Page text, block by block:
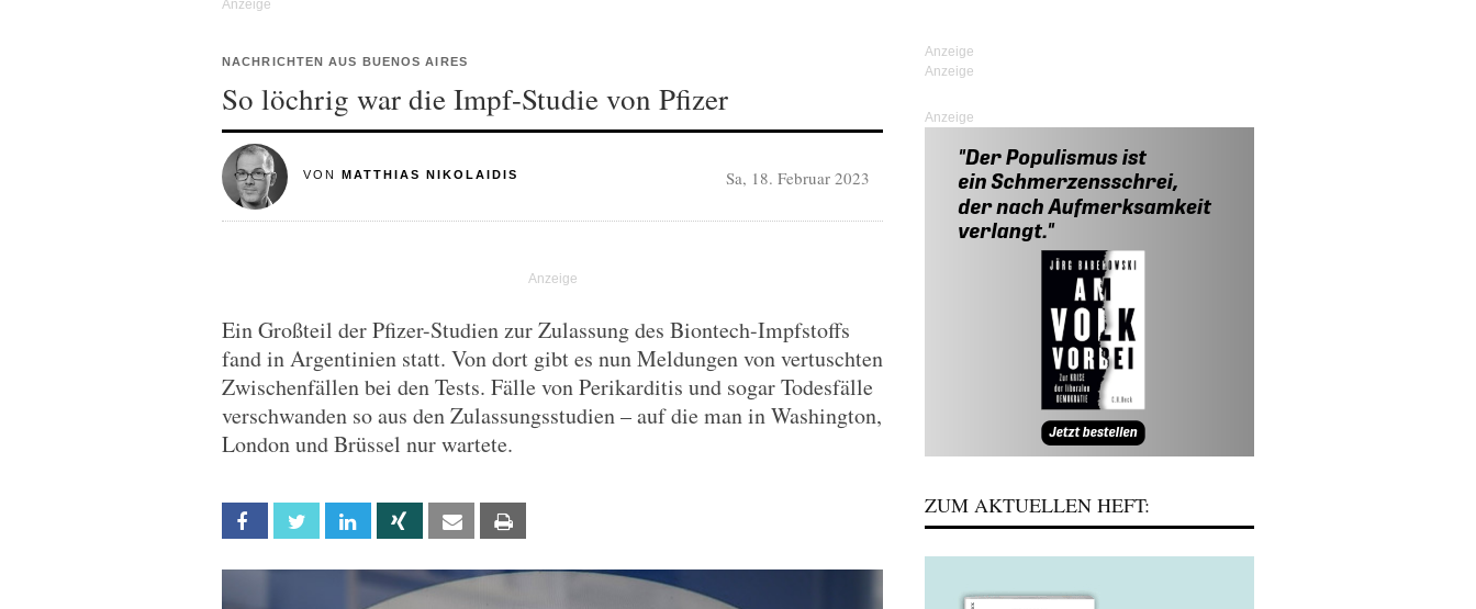
NACHRICHTEN AUS BUENOS AIRES
So löchrig war die Impf-Studie von Pfizer
VON MATTHIAS NIKOLAIDIS Sa, 18. Februar 2023
Ein Großteil der Pfizer-Studien zur Zulassung des Biontech-Impfstoffs
fand in Argentinien statt. Von dort gibt es nun Meldungen von vertuschten
Zwischenfällen bei den Tests. Fälle von Perikarditis und sogar Todesfälle
verschwanden so aus den Zulassungsstudien – auf die man in Washington,
London und Brüssel nur wartete.
Facebook Twitter Linkedin Xing Email
Anzeige
ZUM AKTUELLEN HEFT: